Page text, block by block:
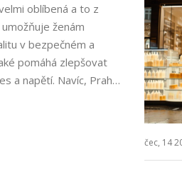
oblíbená a to z
ženám
v bezpečném a
pomáhá zlepšovat
a napětí. Navíc, Praha
čec, 14